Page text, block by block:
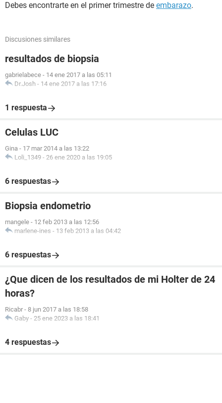
Debes encontrarte en el primer trimestre de embarazo.
Discusiones similares
resultados de biopsia
gabrielabece - 14 ene 2017 a las 05:11
Dr.Josh - 14 ene 2017 a las 17:16
1 respuesta
Celulas LUC
Gina - 17 mar 2014 a las 13:22
Loli_1349 - 26 ene 2020 a las 19:05
6 respuestas
Biopsia endometrio
mangele - 12 feb 2013 a las 12:56
marlene-ines - 13 feb 2013 a las 04:42
6 respuestas
¿Que dicen de los resultados de mi Holter de 24
horas?
Ricabr - 8 jun 2017 a las 18:58
Gaby - 25 ene 2023 a las 18:41
4 respuestas